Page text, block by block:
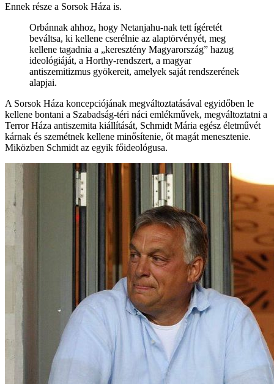
Ennek része a Sorsok Háza is.
Orbánnak ahhoz, hogy Netanjahu-nak tett ígéretét
beváltsa, ki kellene cserélnie az alaptörvényét, meg
kellene tagadnia a „keresztény Magyarország” hazug
ideológiáját, a Horthy-rendszert, a magyar
antiszemitizmus gyökereit, amelyek saját rendszerének
alapjai.
A Sorsok Háza koncepciójának megváltoztatásával egyidőben le
kellene bontani a Szabadság-téri náci emlékművek, megváltoztatni a
Terror Háza antiszemita kiállítását, Schmidt Mária egész életművét
kárnak és szemétnek kellene minősítenie, őt magát menesztenie.
Miközben Schmidt az egyik főideológusa.